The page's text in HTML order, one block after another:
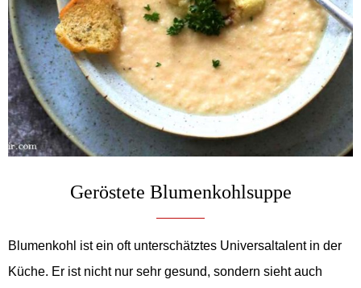
Geröstete Blumenkohlsuppe
Blumenkohl ist ein oft unterschätztes Universaltalent in der
Küche. Er ist nicht nur sehr gesund, sondern sieht auch